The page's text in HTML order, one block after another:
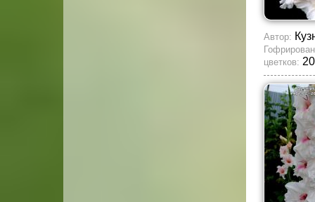
Автор:
цветков: